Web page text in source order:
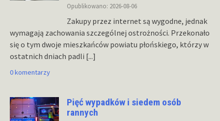
Opublikowano: 2026-08-06
Zakupy przez internet są wygodne, jednak
wymagają zachowania szczególnej ostrożności. Przekonało
się o tym dwoje mieszkańców powiatu płońskiego, którzy w
ostatnich dniach padli [...]
0 komentarzy
Pięć wypadków i siedem osób
rannych